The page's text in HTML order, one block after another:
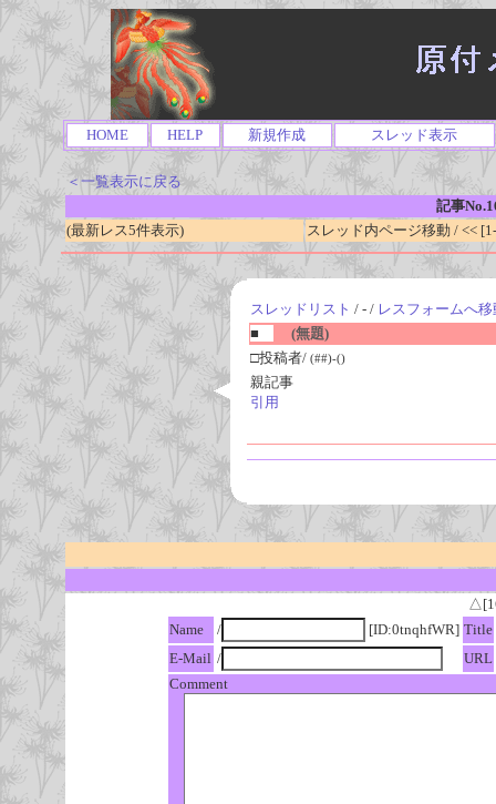
HOME HELP 新規作成 スレッド表示
＜一覧表示に戻る
記事
(最新レス5件表示)
スレッド内ページ移動 / <<
スレッドリスト / - / レスフォームへ移
■
(無題)
□投稿者/ (##)-()
親記事
引用
Name
/ [ID:0tnqhfWR] Title
E-Mail /
URL
Comment